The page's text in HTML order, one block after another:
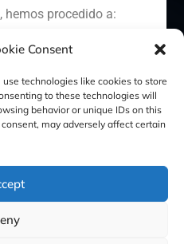
Consent
technologies like cookies to store
to these technologies will
behavior or unique IDs on this
may adversely affect certain
Política de Privacidad
Legal
©2023
hemos procedido a:
ante la
y las
protocolos
en
nuestros